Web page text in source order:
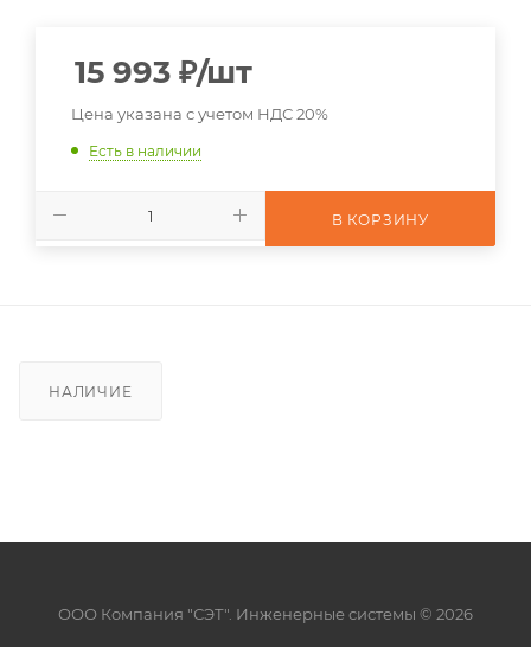
15 993 ₽/шт
Цена указана с учетом НДС 20%
Есть в наличии
В КОРЗИНУ
НАЛИЧИЕ
ООО Компания "СЭТ". Инженерные системы © 2026